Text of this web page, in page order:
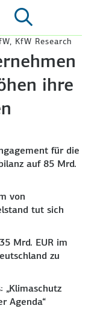
KfW Research
ihre
für die
auf 85 Mrd.
von
tut sich
Mrd. EUR im
zu
„Klimaschutz
Agenda“